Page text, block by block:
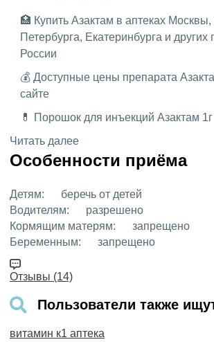
🏥 Купить Азактам в аптеках Москвы,
Петербурга, Екатеринбурга и других
России
💰 Доступные цены препарата
сайте
💊 Порошок для инъекций Азактам
Читать далее
Особенности приёма
Детям:
беречь от детей
Водителям:
разрешено
Кормящим матерям:
запрещено
Беременным:
запрещено
Отзывы (14)
Пользователи также
витамин к1 аптека